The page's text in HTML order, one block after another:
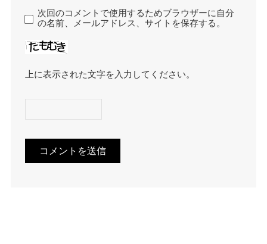
次回のコメントで使用するためブラウザーに自分
の名前、メールアドレス、サイトを保存する。
上に表示された文字を入力してください。